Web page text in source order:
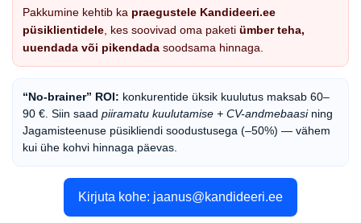
Pakkumine kehtib ka praegustele Kandideeri.ee
püsiklientidele , kes soovivad oma paketi ümber teha,
uuendada või pikendada soodsama hinnaga.
“No-brainer” ROI: konkurentide üksik kuulutus maksab 60–
90 €. Siin saad piiramatu kuulutamise + CV-andmebaasining
Jagamisteenuse püsikliendi soodustusega (–50%) — vähem
kui ühe kohvi hinnaga päevas.
Kirjuta kohe: jaanus@kandideeri.ee